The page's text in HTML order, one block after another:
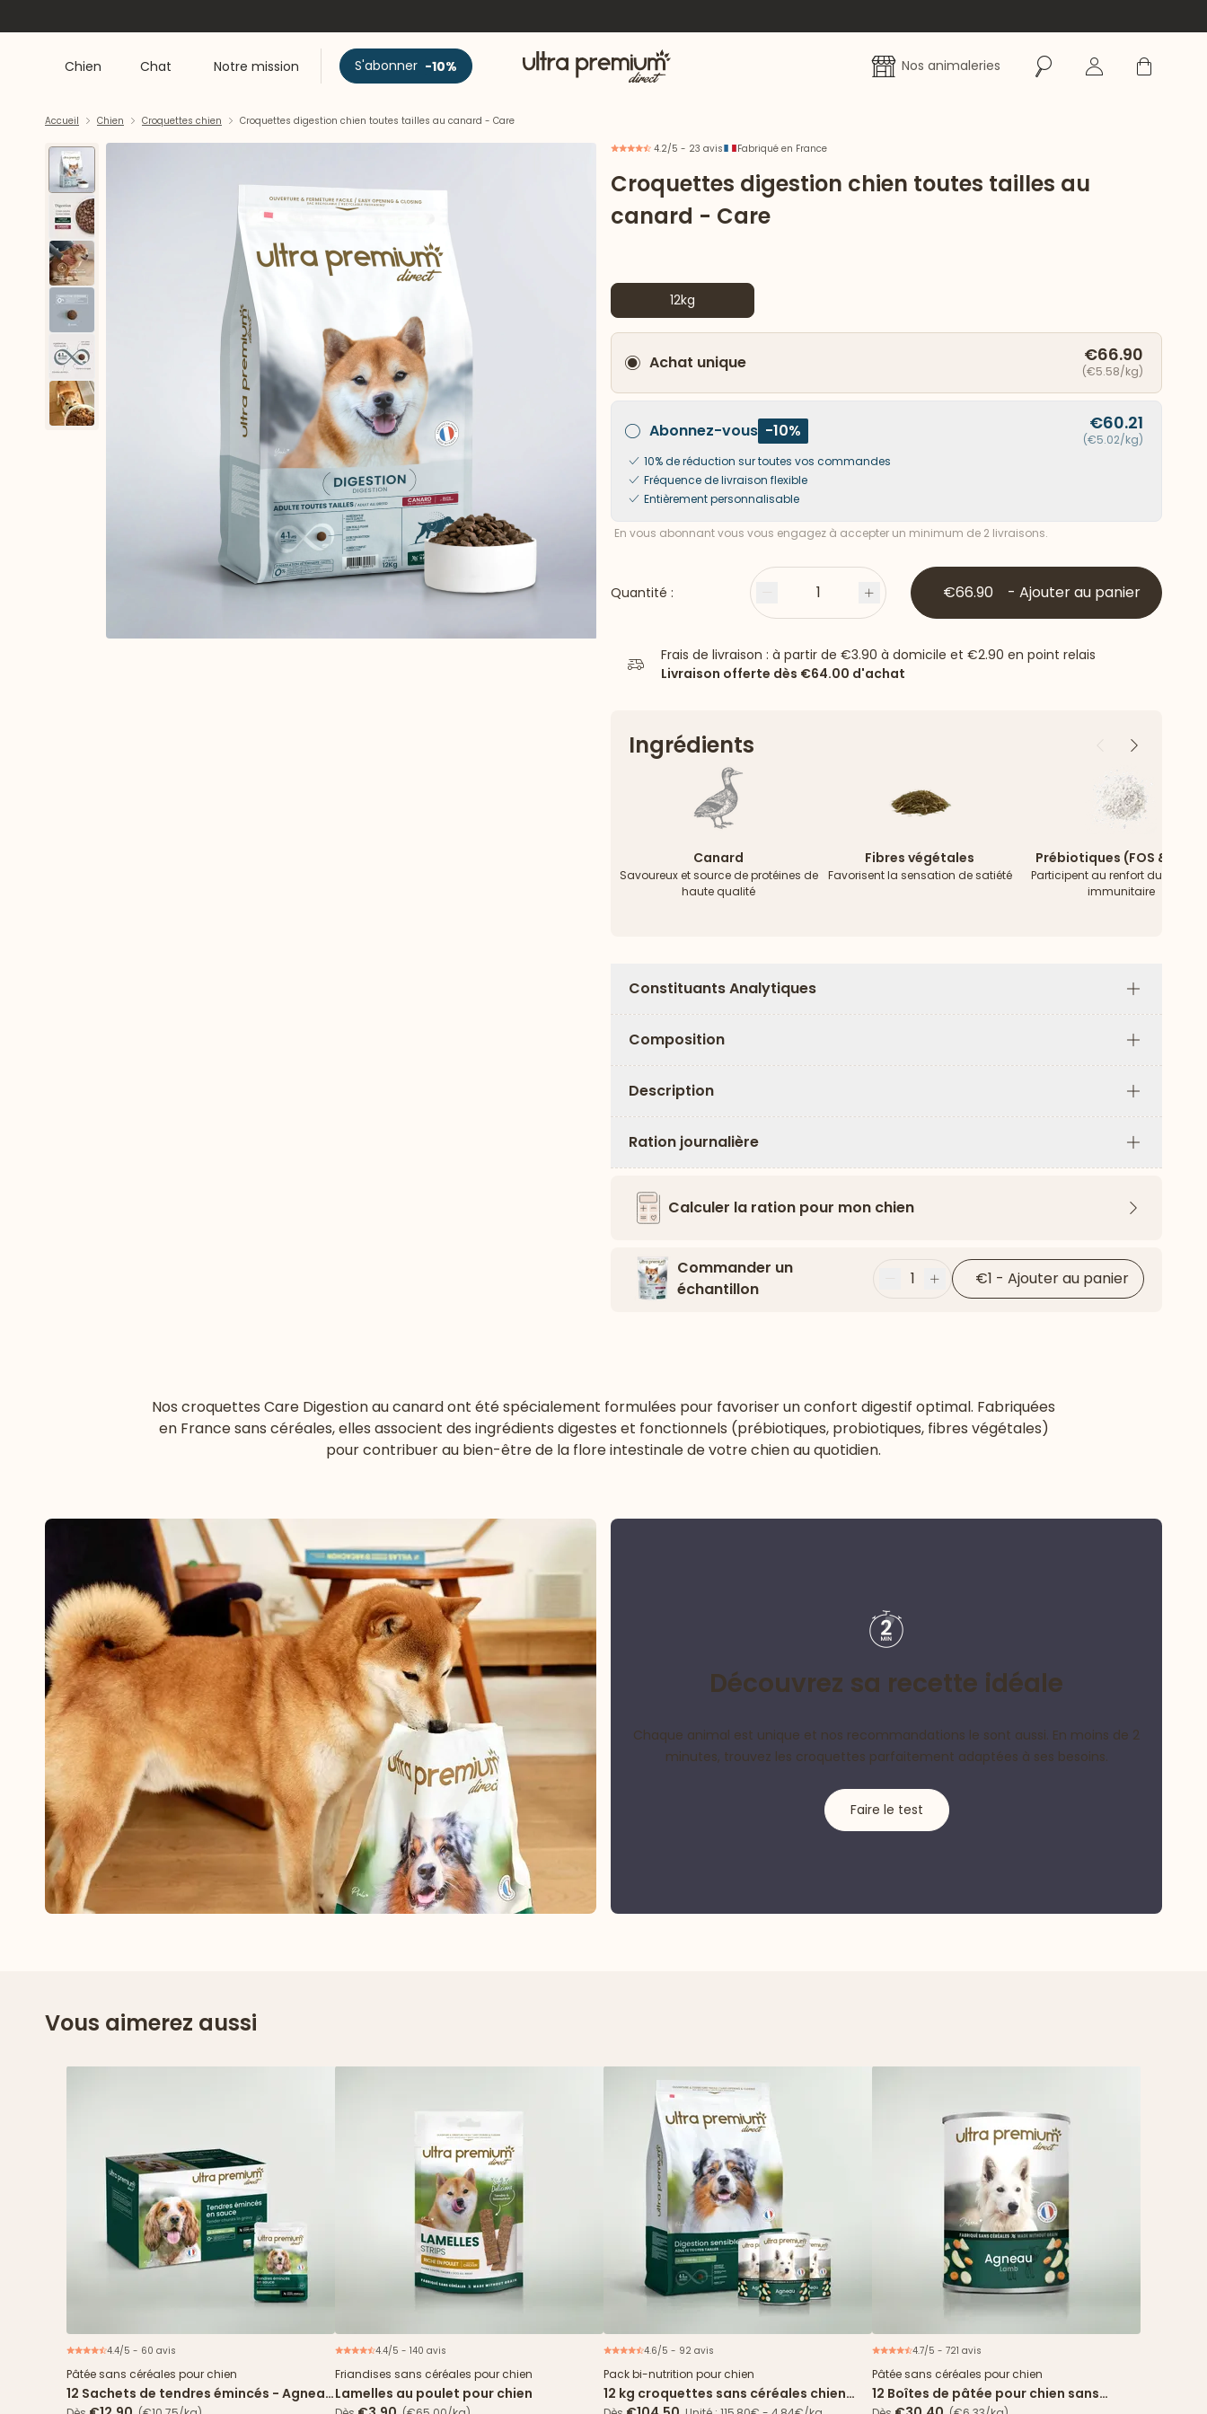
Chien Chat Notre mission S'abonner -10% Accueil Nos animaleries RechercherSe connecter
Panier
Accueil Chien Croquettes chien Croquettes digestion chien toutes tailles au canard - Care
4.2/5 - 23 avis Fabriqué en France
Croquettes digestion chien toutes tailles au
canard - Care
12kg
Achat unique €66.90
(€5.58/kg)
Abonnez-vous -10% €60.21
(€5.02/kg)
10% de réduction sur toutes vos commandes
Fréquence de livraison flexible
Entièrement personnalisable
En vous abonnant vous vous engagez à accepter un minimum de 2 livraisons.
Quantité : Moins 1 Plus €66.90 - Ajouter au panier
Frais de livraison : à partir de €3.90 à domicile et €2.90 en point relais
Livraison offerte dès €64.00 d'achat
Ingrédients PrécédentSuivant
Canard
Savoureux et source de protéines de
haute qualité
Fibres végétales
Favorisent la sensation de satiété
Prébiotiques (FOS & MOS)
Participent au renfort du
immunitaire
Constituants Analytiques
Plus
Composition
Plus
Description
Plus
Ration journalière
Plus
Calculer la ration pour mon chien
Commander un
échantillon
Moins
1 Plus €1 - Ajouter au panier
Nos croquettes Care Digestion au canard ont été spécialement formulées pour favoriser un confort digestif optimal. Fabriquées
en France sans céréales, elles associent des ingrédients digestes et fonctionnels (prébiotiques, probiotiques, fibres végétales)
pour contribuer au bien-être de la flore intestinale de votre chien au quotidien.
Découvrez sa recette idéale
Chaque animal est unique et nos recommandations le sont aussi. En moins de 2
minutes, trouvez les croquettes parfaitement adaptées à ses besoins.
Faire le test
Vous aimerez aussi
4.4/5 - 60 avis
Pâtée sans céréales pour chien
12 Sachets de tendres émincés - Agneau
& haricots verts
4.4/5 - 140 avis
Friandises sans céréales pour chien
Lamelles au poulet pour chien
4.6/5 - 92 avis
Pack bi-nutrition pour chien
12 kg croquettes sans céréales chien
Digestion Sensible + 24 boîtes agneau
4.7/5 - 721 avis
Pâtée sans céréales pour chien
12 Boîtes de pâtée pour chien sans
céréales - Agneau